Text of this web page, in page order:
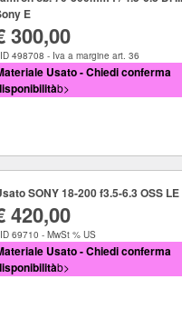
E
300,00
498708 - Iva a margine art. 36
Usato - Chiedi conferma
b>
SONY 18-200 f3.5-6.3 OSS LE
420,00
69710 - MwSt % US
Usato - Chiedi conferma
b>